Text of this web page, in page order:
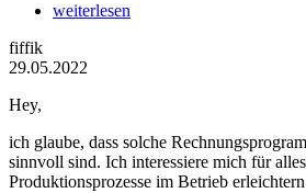
weiterlesen
fiffik
29.05.2022
Hey,
ich glaube, dass solche
sinnvoll sind. Ich interessiere mich für
Produktionsprozesse im Betrieb